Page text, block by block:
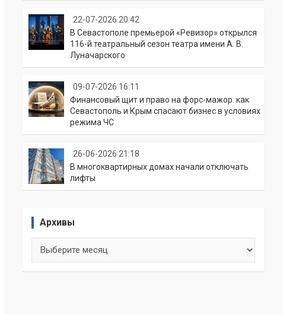
22-07-2026 20:42
В Севастополе премьерой «Ревизор» открылся
116-й театральный сезон театра имени А. В.
Луначарского
09-07-2026 16:11
Финансовый щит и право на форс-мажор: как
Севастополь и Крым спасают бизнес в условиях
режима ЧС
26-06-2026 21:18
В многоквартирных домах начали отключать
лифты
Архивы